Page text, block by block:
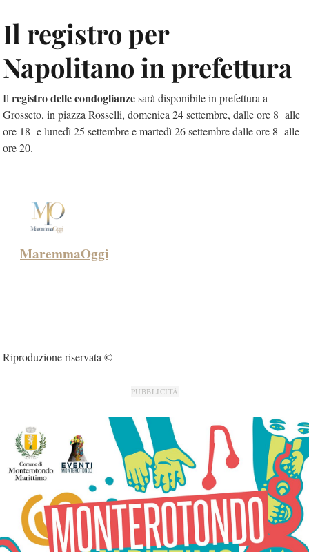
Il registro per
Napolitano in prefettura
Il registro delle condoglianzesarà disponibile in prefettura a
Grosseto, in piazza Rosselli, domenica 24 settembre, dalle ore 8 alle
ore 18 e lunedì 25 settembre e martedì 26 settembre dalle ore 8 alle
ore 20.
MaremmaOggi
Riproduzione riservata ©
PUBBLICITÀ